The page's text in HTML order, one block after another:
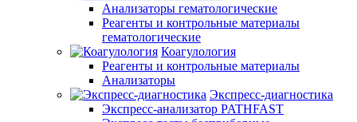
Анализаторы гематологические
Реагенты и контрольные материалы
гематологические
Коагулология
Реагенты и контрольные материалы
Анализаторы
Экспресс-диагностика
Экспресс-анализатор PATHFAST